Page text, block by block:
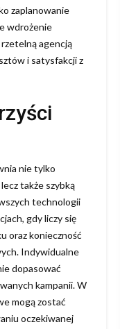
zaplanowanie
wdrożenie
agencją
i satysfakcji z
nie tylko
także szybką
technologii
gdy liczy się
oraz konieczność
Indywidualne
dopasować
kampanii. W
mogą zostać
oczekiwanej